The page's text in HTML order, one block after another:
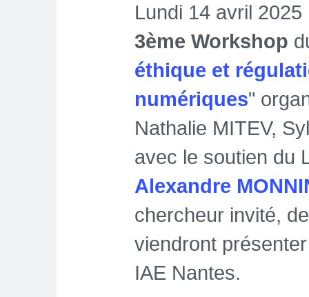
Lundi 14 avril 2025
3ème Workshop
éthique et
numériques"
Nathalie MITEV,
avec le soutien du
Alexandre
chercheur invité,
viendront
IAE Nantes.